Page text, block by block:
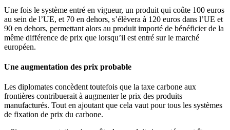
Une fois le système entré en vigueur, un produit qui coûte 100 euros
au sein de l’UE, et 70 en dehors, s’élèvera à 120 euros dans l’UE et
90 en dehors, permettant alors au produit importé de bénéficier de la
même différence de prix que lorsqu’il est entré sur le marché
européen.
Une augmentation des prix probable
Les diplomates concèdent toutefois que la taxe carbone aux
frontières contribuerait à augmenter le prix des produits
manufacturés. Tout en ajoutant que cela vaut pour tous les systèmes
de fixation de prix du carbone.